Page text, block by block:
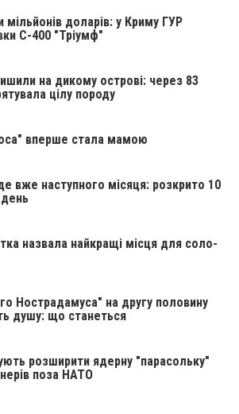
мільйонів доларів: у Криму ГУР
С-400 "Тріумф"
на дикому острові: через 83
цілу породу
вперше стала мамою
вже наступного місяця: розкрито 10
назвала найкращі місця для соло-
Нострадамуса" на другу половину
душу: що станеться
розширити ядерну "парасольку"
поза НАТО